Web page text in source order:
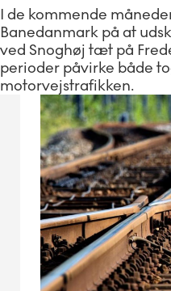
I de kommende
Banedanmark på at
ved Snoghøj tæt på
perioder påvirke både
motorvejstrafikken.